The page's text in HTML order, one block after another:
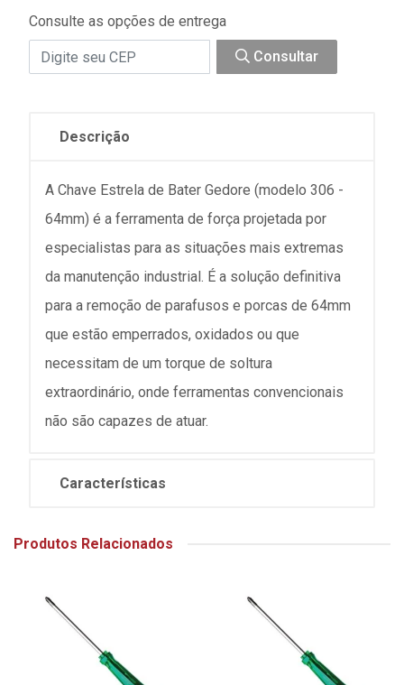
Consulte as opções de entrega
Consultar
Descrição
A Chave Estrela de Bater Gedore (modelo 306 -
64mm) é a ferramenta de força projetada por
especialistas para as situações mais extremas
da manutenção industrial. É a solução definitiva
para a remoção de parafusos e porcas de 64mm
que estão emperrados, oxidados ou que
necessitam de um torque de soltura
extraordinário, onde ferramentas convencionais
não são capazes de atuar.
Características
Produtos Relacionados